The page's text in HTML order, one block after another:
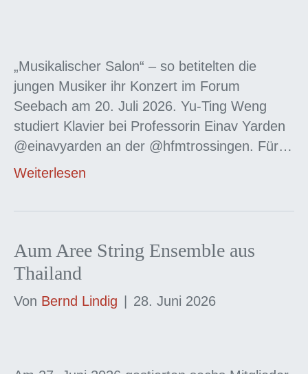
„Musikalischer Salon“ – so betitelten die
jungen Musiker ihr Konzert im Forum
Seebach am 20. Juli 2026. Yu-Ting Weng
studiert Klavier bei Professorin Einav Yarden
@einavyarden an der @hfmtrossingen. Für…
Weiterlesen
Aum Aree String Ensemble aus
Thailand
Von Bernd Lindig 28. Juni 2026